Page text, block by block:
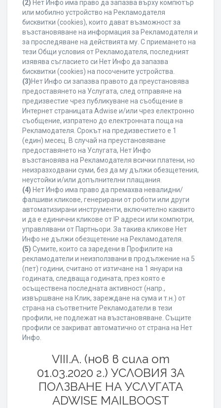
(2) Нет Инфо има право да запазва върху компютър
или мобилно устройство на Рекламодателя
бисквитки (cookies), които дават възможност за
възстановяване на информация за Рекламодателя и
за проследяване на действията му. С приемането на
тези Общи условия от Рекламодателя, последният
изявява съгласието си Нет Инфо да запазва
бисквитки (cookies) на посочените устройства.
(3)Нет Инфо си запазва правото да преустановява
предоставянето на Услугата, след отправяне на
предизвестие чрез публикуване на съобщение в
Интернет страницата Adwise и/или чрез електронно
съобщение, изпратено до електронната поща на
Рекламодателя. Срокът на предизвестието е 1
(един) месец. В случай на преустановяване
предоставянето на Услугата, Нет Инфо
възстановява на Рекламодателя всички платени, но
неизразходвани суми, без да му дължи обезщетения,
неустойки и/или допълнителни плащания.
(4) Нет Инфо има право да премахва невалидни/
фалшиви кликове, генерирани от роботи или други
автоматизирани инструменти, включително каквито
и да е единични кликове от IP адреси или компютри,
управлявани от Партньори. За такива кликове Нет
Инфо не дължи обезщетение на Рекламодателя.
(5) Сумите, които са заредени в Профилите на
рекламодатели и неизползвани в продължение на 5
(пет) години, считано от изтичане на 1 януари на
годината, следваща годината, през която е
осъществена последната активност (напр.,
извършване на Клик, зареждане на сума и т.н.) от
страна на съответните Рекламодатели в тези
профили, не подлежат на възстановяване. Същите
профили се закриват автоматично от страна на Нет
Инфо.
VIII.A. (нов в сила от
01.03.2020 г.) УСЛОВИЯ ЗА
ПОЛЗВАНЕ НА УСЛУГАТА
ADWISE MAILBOOST